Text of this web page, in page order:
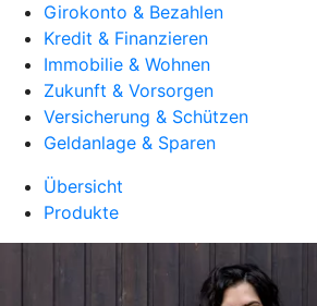
Girokonto & Bezahlen
Kredit & Finanzieren
Immobilie & Wohnen
Zukunft & Vorsorgen
Versicherung & Schützen
Geldanlage & Sparen
Übersicht
Produkte